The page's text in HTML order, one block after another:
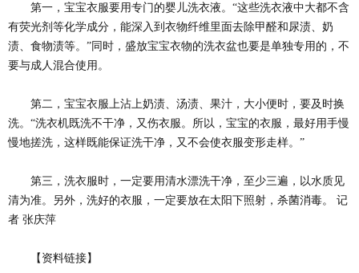
第一，宝宝衣服要用专门的婴儿洗衣液。“这些洗衣液中大都不含
有荧光剂等化学成分，能深入到衣物纤维里面去除甲醛和尿渍、奶
渍、食物渍等。”同时，盛放宝宝衣物的洗衣盆也要是单独专用的，不
要与成人混合使用。
第二，宝宝衣服上沾上奶渍、汤渍、果汁，大小便时，要及时换
洗。“洗衣机既洗不干净，又伤衣服。所以，宝宝的衣服，最好用手慢
慢地搓洗，这样既能保证洗干净，又不会使衣服变形走样。”
第三，洗衣服时，一定要用清水漂洗干净，至少三遍，以水质见
清为准。另外，洗好的衣服，一定要放在太阳下照射，杀菌消毒。 记
者 张庆萍
【资料链接】